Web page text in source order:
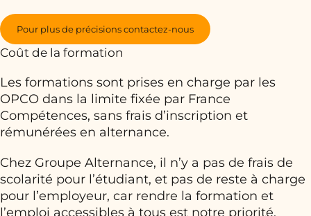
Pour plus de précisions contactez-nous
Coût de la formation
Les formations sont prises en charge par les
OPCO dans la limite fixée par France
Compétences, sans frais d’inscription et
rémunérées en alternance.
Chez Groupe Alternance, il n’y a pas de frais de
scolarité pour l’étudiant, et pas de reste à charge
pour l’employeur, car rendre la formation et
l’emploi accessibles à tous est notre priorité.